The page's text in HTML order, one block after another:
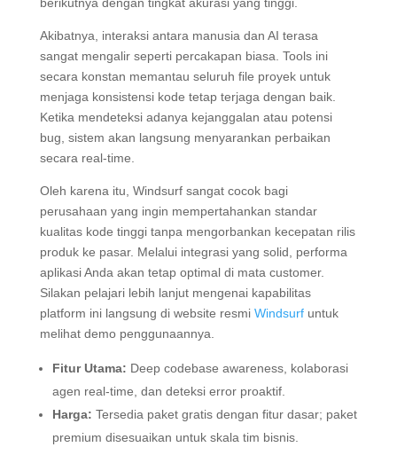
Akibatnya, interaksi antara manusia dan AI terasa
sangat mengalir seperti percakapan biasa. Tools ini
secara konstan memantau seluruh file proyek untuk
menjaga konsistensi kode tetap terjaga dengan baik.
Ketika mendeteksi adanya kejanggalan atau potensi
bug, sistem akan langsung menyarankan perbaikan
secara real-time.
Oleh karena itu, Windsurf sangat cocok bagi
perusahaan yang ingin mempertahankan standar
kualitas kode tinggi tanpa mengorbankan kecepatan rilis
produk ke pasar. Melalui integrasi yang solid, performa
aplikasi Anda akan tetap optimal di mata customer.
Silakan pelajari lebih lanjut mengenai kapabilitas
platform ini langsung di website resmi Windsurfuntuk
melihat demo penggunaannya.
Fitur Utama: Deep codebase awareness, kolaborasi
agen real-time, dan deteksi error proaktif.
Harga: Tersedia paket gratis dengan fitur dasar; paket
premium disesuaikan untuk skala tim bisnis.